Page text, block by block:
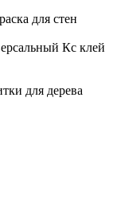
для стен
Кс клей
для дерева